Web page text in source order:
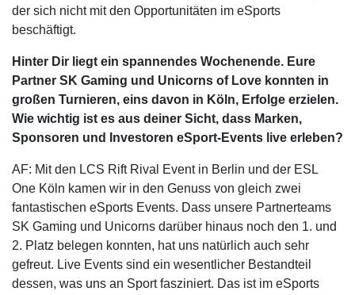
der sich nicht mit den Opportunitäten im eSports
beschäftigt.
Hinter Dir liegt ein spannendes Wochenende. Eure
Partner SK Gaming und Unicorns of Love konnten in
großen Turnieren, eins davon in Köln, Erfolge erzielen.
Wie wichtig ist es aus deiner Sicht, dass Marken,
Sponsoren und Investoren eSport-Events live erleben?
AF: Mit den LCS Rift Rival Event in Berlin und der ESL
One Köln kamen wir in den Genuss von gleich zwei
fantastischen eSports Events. Dass unsere Partnerteams
SK Gaming und Unicorns darüber hinaus noch den 1. und
2. Platz belegen konnten, hat uns natürlich auch sehr
gefreut. Live Events sind ein wesentlicher Bestandteil
dessen, was uns an Sport fasziniert. Das ist im eSports